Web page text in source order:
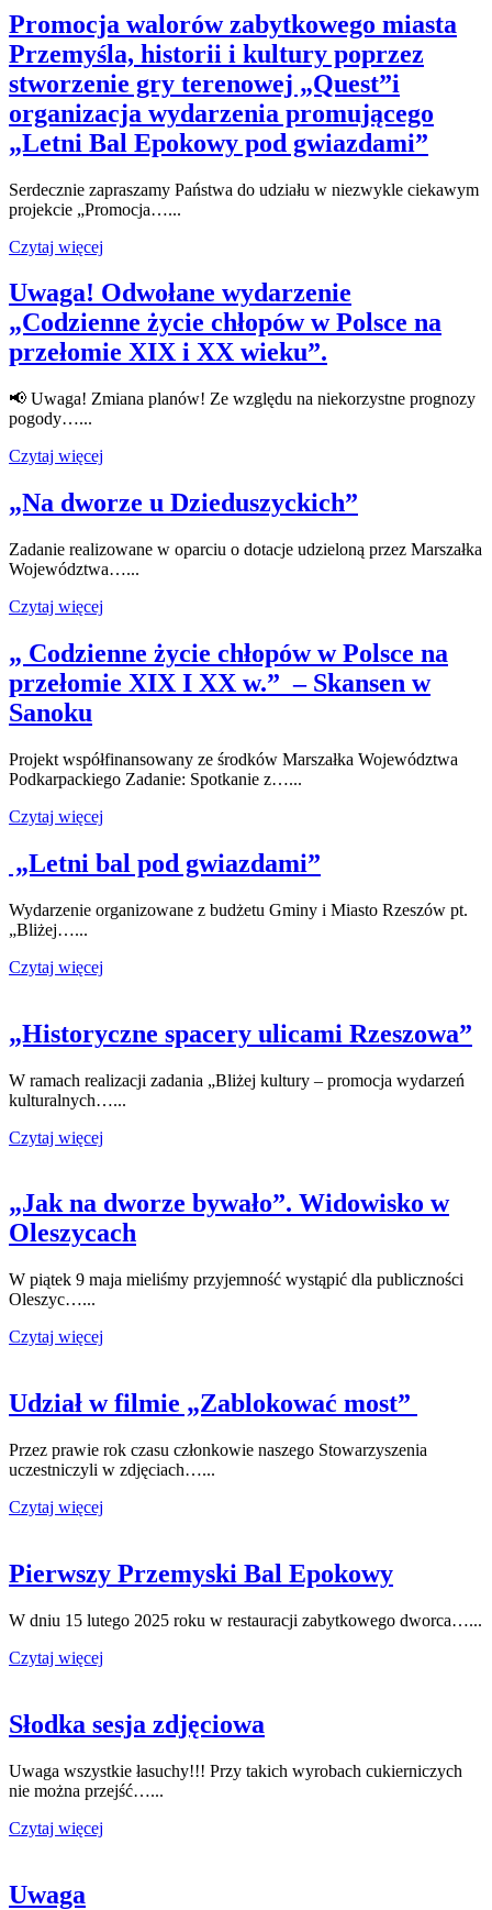
Promocja walorów zabytkowego miasta
Przemyśla, historii i kultury poprzez
stworzenie gry terenowej „Quest”i
organizacja wydarzenia promującego
„Letni Bal Epokowy pod gwiazdami”
Serdecznie zapraszamy Państwa do udziału w niezwykle ciekawym
projekcie „Promocja…...
Czytaj więcej
Uwaga! Odwołane wydarzenie
„Codzienne życie chłopów w Polsce na
przełomie XIX i XX wieku”.
📢 Uwaga! Zmiana planów! Ze względu na niekorzystne prognozy
pogody…...
Czytaj więcej
„Na dworze u Dzieduszyckich”
Zadanie realizowane w oparciu o dotacje udzieloną przez Marszałka
Województwa…...
Czytaj więcej
„ Codzienne życie chłopów w Polsce na
przełomie XIX I XX w.” – Skansen w
Sanoku
Projekt współfinansowany ze środków Marszałka Województwa
Podkarpackiego Zadanie: Spotkanie z…...
Czytaj więcej
„Letni bal pod gwiazdami”
Wydarzenie organizowane z budżetu Gminy i Miasto Rzeszów pt.
„Bliżej…...
Czytaj więcej
„Historyczne spacery ulicami Rzeszowa”
W ramach realizacji zadania „Bliżej kultury – promocja wydarzeń
kulturalnych…...
Czytaj więcej
„Jak na dworze bywało”. Widowisko w
Oleszycach
W piątek 9 maja mieliśmy przyjemność wystąpić dla publiczności
Oleszyc…...
Czytaj więcej
Udział w filmie „Zablokować most”
Przez prawie rok czasu członkowie naszego Stowarzyszenia
uczestniczyli w zdjęciach…...
Czytaj więcej
Pierwszy Przemyski Bal Epokowy
W dniu 15 lutego 2025 roku w restauracji zabytkowego dworca…...
Czytaj więcej
Słodka sesja zdjęciowa
Uwaga wszystkie łasuchy!!! Przy takich wyrobach cukierniczych
nie można przejść…...
Czytaj więcej
Uwaga